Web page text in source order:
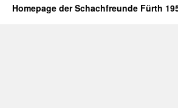
Homepage der Schachfreunde Fürth